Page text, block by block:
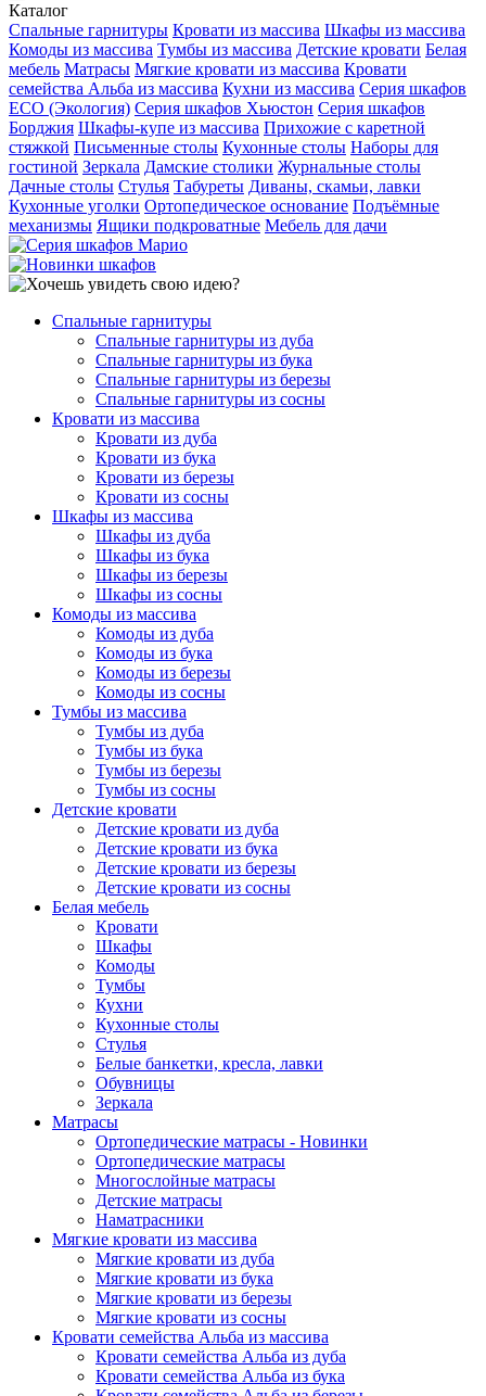
Каталог
Спальные гарнитуры Кровати из массива Шкафы из массива
Комоды из массива Тумбы из массива Детские кровати Белая
мебель Матрасы Мягкие кровати из массива Кровати
семейства Альба из массива Кухни из массива Серия шкафов
ECO (Экология) Серия шкафов Хьюстон Серия шкафов
Борджия Шкафы-купе из массива Прихожие с каретной
стяжкой Письменные столы Кухонные столы Наборы для
гостиной Зеркала Дамские столики Журнальные столы
Дачные столы Стулья Табуреты Диваны, скамьи, лавки
Кухонные уголки Ортопедическое основание Подъёмные
механизмы Ящики подкроватные Мебель для дачи
Спальные гарнитуры
Спальные гарнитуры из дуба
Спальные гарнитуры из бука
Спальные гарнитуры из березы
Спальные гарнитуры из сосны
Кровати из массива
Кровати из дуба
Кровати из бука
Кровати из березы
Кровати из сосны
Шкафы из массива
Шкафы из дуба
Шкафы из бука
Шкафы из березы
Шкафы из сосны
Комоды из массива
Комоды из дуба
Комоды из бука
Комоды из березы
Комоды из сосны
Тумбы из массива
Тумбы из дуба
Тумбы из бука
Тумбы из березы
Тумбы из сосны
Детские кровати
Детские кровати из дуба
Детские кровати из бука
Детские кровати из березы
Детские кровати из сосны
Белая мебель
Кровати
Шкафы
Комоды
Тумбы
Кухни
Кухонные столы
Стулья
Белые банкетки, кресла, лавки
Обувницы
Зеркала
Матрасы
Ортопедические матрасы - Новинки
Ортопедические матрасы
Многослойные матрасы
Детские матрасы
Наматрасники
Мягкие кровати из массива
Мягкие кровати из дуба
Мягкие кровати из бука
Мягкие кровати из березы
Мягкие кровати из сосны
Кровати семейства Альба из массива
Кровати семейства Альба из дуба
Кровати семейства Альба из бука